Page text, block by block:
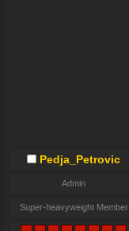
Pedja_Petrovic
Admin
Super-heavyweight Member